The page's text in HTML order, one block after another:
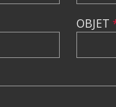
OBJET